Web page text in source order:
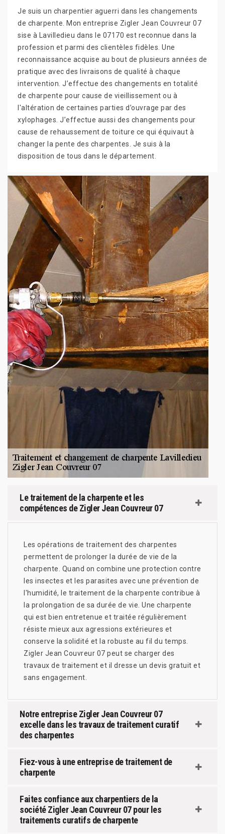
Je suis un charpentier aguerri dans les changements
de charpente. Mon entreprise Zigler Jean Couvreur 07
sise à Lavilledieu dans le 07170 est reconnue dans la
profession et parmi des clientèles fidèles. Une
reconnaissance acquise au bout de plusieurs années de
pratique avec des livraisons de qualité à chaque
intervention. J’effectue des changements en totalité
de charpente pour cause de vieillissement ou à
l'altération de certaines parties d’ouvrage par des
xylophages. J’effectue aussi des changements pour
cause de rehaussement de toiture ce qui équivaut à
changer la pente des charpentes. Je suis à la
disposition de tous dans le département.
Le traitement de la charpente et les
compétences de Zigler Jean Couvreur 07
Les opérations de traitement des charpentes
permettent de prolonger la durée de vie de la
charpente. Quand on combine une protection contre
les insectes et les parasites avec une prévention de
l'humidité, le traitement de la charpente contribue à
la prolongation de sa durée de vie. Une charpente
qui est bien entretenue et traitée régulièrement
résiste mieux aux agressions extérieures et
conserve la solidité et la robuste au fil du temps.
Zigler Jean Couvreur 07 peut se charger des
travaux de traitement et il dresse un devis gratuit et
sans engagement.
Notre entreprise Zigler Jean Couvreur 07
excelle dans les travaux de traitement curatif
des charpentes
Fiez-vous à une entreprise de traitement de
charpente
Faites confiance aux charpentiers de la
société Zigler Jean Couvreur 07 pour les
traitements curatifs de charpente